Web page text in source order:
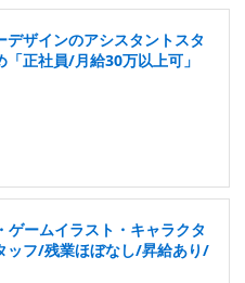
ザインのアシスタントスタ
正社員/月給30万以上可」
ゲームイラスト・キャラクタ
ッフ/残業ほぼなし/昇給あり/